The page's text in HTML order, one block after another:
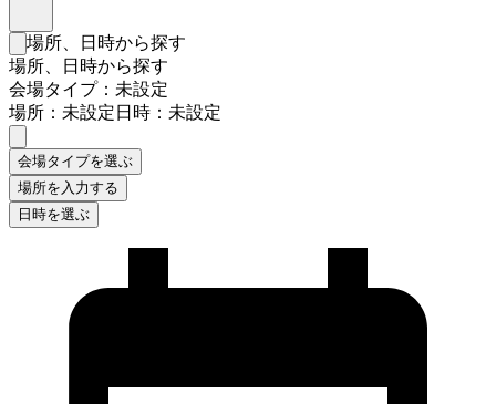
検索フォームを閉じる
場所、日時から探す
場所、日時から探す
会場タイプ：未設定
場所：未設定日時：未設定
会場タイプを選ぶ
場所を入力する
日時を選ぶ